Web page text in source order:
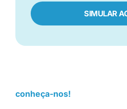
SIMULAR
conheça-nos!